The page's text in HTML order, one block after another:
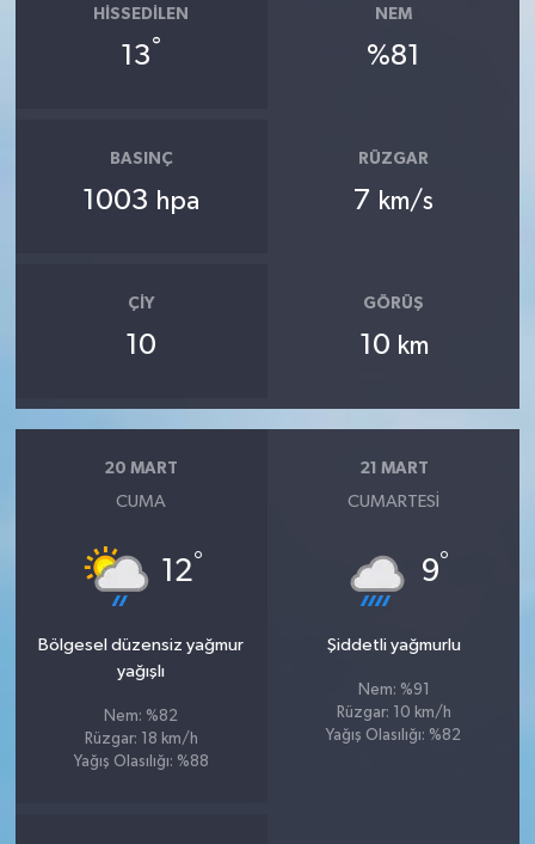
HISSEDILEN
13°
NEM
%81
BASINÇ
1003 hpa
RÜZGAR
7 km/s
ÇIY
10
GÖRÜŞ
10 km
20 MART
CUMA
12°
Bölgesel düzensiz yağmur
yağışlı
Nem: %82
Rüzgar: 18 km/h
Yağış Olasılığı: %88
21 MART
CUMARTESI
9°
Şiddetli yağmurlu
Nem: %91
Rüzgar: 10 km/h
Yağış Olasılığı: %82